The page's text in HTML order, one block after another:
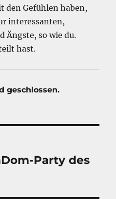
den Gefühlen haben,
interessanten,
Ängste, so wie du.
hast.
geschlossen.
Party des